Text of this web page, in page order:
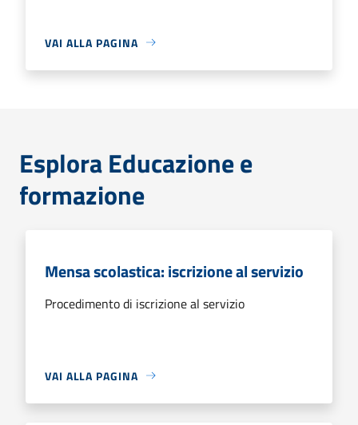
VAI ALLA PAGINA
Esplora Educazione e
formazione
Mensa scolastica: iscrizione al servizio
Procedimento di iscrizione al servizio
VAI ALLA PAGINA